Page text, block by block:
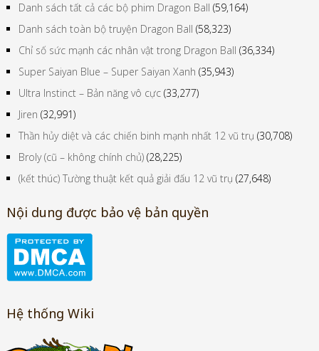
Danh sách tất cả các bộ phim Dragon Ball (59,164)
Danh sách toàn bộ truyện Dragon Ball (58,323)
Chỉ số sức mạnh các nhân vật trong Dragon Ball (36,334)
Super Saiyan Blue – Super Saiyan Xanh (35,943)
Ultra Instinct – Bản năng vô cực (33,277)
Jiren (32,991)
Thần hủy diệt và các chiến binh mạnh nhất 12 vũ trụ (30,708)
Broly (cũ – không chính chủ) (28,225)
(kết thúc) Tường thuật kết quả giải đấu 12 vũ trụ (27,648)
Nội dung được bảo vệ bản quyền
Hệ thống Wiki